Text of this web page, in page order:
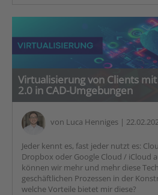
Virtualisierung von Clients
2.0 in CAD-Umgebungen
von Luca Henniges |
Jeder kennt es, fast jeder nutzt es:
Dropbox oder Google Cloud / iCloud
können wir mehr und mehr diese
geschäftlichen Prozessen in der
welche Vorteile bietet mir diese?